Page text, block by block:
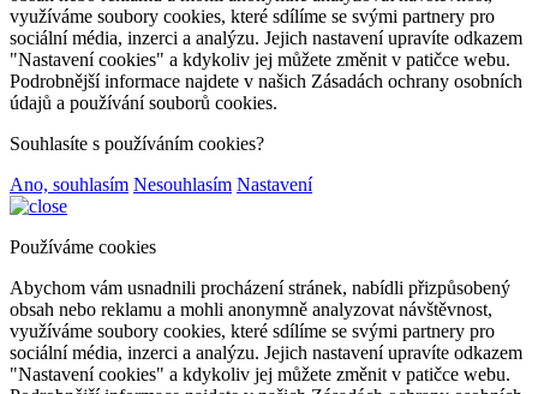
využíváme soubory cookies, které sdílíme se svými partnery pro
sociální média, inzerci a analýzu. Jejich nastavení upravíte odkazem
"Nastavení cookies" a kdykoliv jej můžete změnit v patičce webu.
Podrobnější informace najdete v našich Zásadách ochrany osobních
údajů a používání souborů cookies.
Souhlasíte s používáním cookies?
Ano, souhlasím Nesouhlasím Nastavení
Používáme cookies
Abychom vám usnadnili procházení stránek, nabídli přizpůsobený
obsah nebo reklamu a mohli anonymně analyzovat návštěvnost,
využíváme soubory cookies, které sdílíme se svými partnery pro
sociální média, inzerci a analýzu. Jejich nastavení upravíte odkazem
"Nastavení cookies" a kdykoliv jej můžete změnit v patičce webu.